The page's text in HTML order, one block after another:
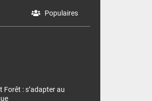
Populaires
: s’adapter au